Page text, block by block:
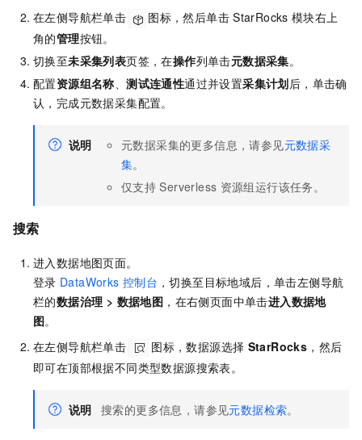
在左侧导航栏单击
图标，然后单击 StarRocks 模块右上
角的管理按钮。
切换至未采集列表页签，在操作列单击元数据采集。
配置资源组名称 、测试连通性通过并设置采集计划后，单击确
认，完成元数据采集配置。
说明 元数据采集的更多信息，请参见元数据采
集。
仅支持 Serverless 资源组运行该任务。
搜索
进入数据地图页面。
登录 DataWorks 控制台 ，切换至目标地域后，单击左侧导航
栏的数据治理 > 数据地图 ，在右侧页面中单击进入数据地
图。
在左侧导航栏单击
图标，数据源选择 StarRocks ，然后
即可在顶部根据不同类型数据源搜索表。
说明 搜索的更多信息，请参见元数据检索。